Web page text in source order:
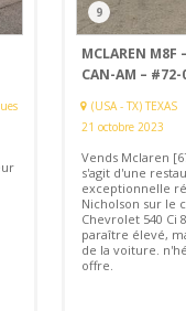
9
MCLAREN M8F
CAN-AM – #72-
(USA - TX) TEXAS
21 octobre 2023
Vends Mclaren
s'agit d'une
exceptionnelle
Nicholson sur le
Chevrolet 540 Ci
paraître élevé,
de la voiture.
offre.